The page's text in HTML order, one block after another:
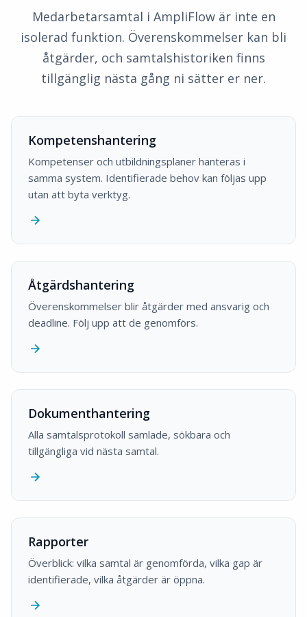
Medarbetarsamtal i AmpliFlow är inte en
isolerad funktion. Överenskommelser kan bli
åtgärder, och samtalshistoriken finns
tillgänglig nästa gång ni sätter er ner.
Kompetenshantering
Kompetenser och utbildningsplaner hanteras i
samma system. Identifierade behov kan följas upp
utan att byta verktyg.
Åtgärdshantering
Överenskommelser blir åtgärder med ansvarig och
deadline. Följ upp att de genomförs.
Dokumenthantering
Alla samtalsprotokoll samlade, sökbara och
tillgängliga vid nästa samtal.
Rapporter
Överblick: vilka samtal är genomförda, vilka gap är
identifierade, vilka åtgärder är öppna.